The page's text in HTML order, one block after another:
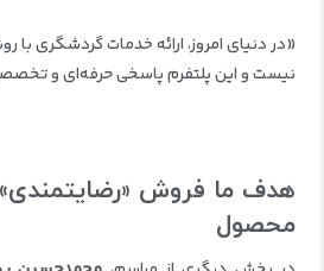
«در دنیای امروز، ارائه خدمات گردشگری
نیست و این پلتفرم پاسخی حرفه‌ای و تخصصی
هدف ما فروش
محصول